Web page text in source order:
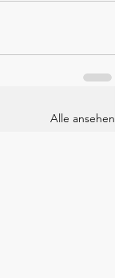
Alle ansehen